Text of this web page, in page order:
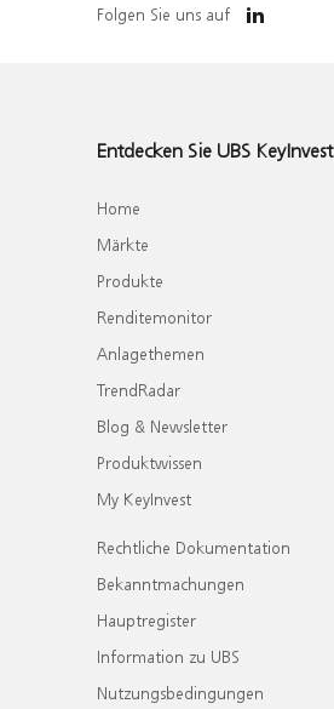
Folgen Sie uns auf
Entdecken Sie UBS KeyInvest
Home
Märkte
Produkte
Renditemonitor
Anlagethemen
TrendRadar
Blog & Newsletter
Produktwissen
My KeyInvest
Rechtliche Dokumentation
Bekanntmachungen
Hauptregister
Information zu UBS
Nutzungsbedingungen